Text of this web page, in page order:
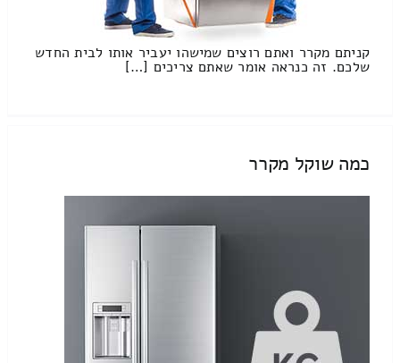
קניתם מקרר ואתם רוצים שמישהו יעביר אותו לבית החדש
שלכם. זה כנראה אומר שאתם צריכים […]
כמה שוקל מקרר